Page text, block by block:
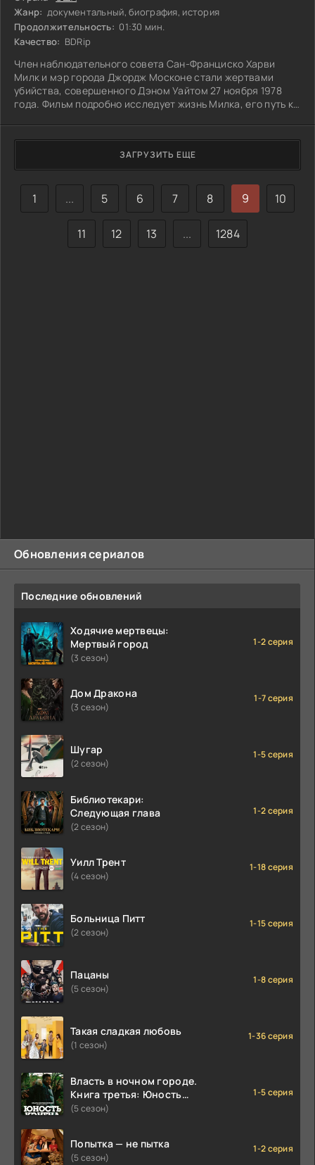
Жанр: документальный, биография, история
Продолжительность: 01:30 мин.
Качество: BDRip
Член наблюдательного совета Сан-Франциско Харви
Милк и мэр города Джордж Москоне стали жертвами
убийства, совершенного Дэном Уайтом 27 ноября 1978
года. Фильм подробно исследует жизнь Милка, его путь к
гомосексуалистов. Реакция города на его трагическую
гибель отражает глубокие изменения в общественном
сознании. Через хроники и личные воспоминания зрители
погружаются в атмосферу того времени, становясь
свидетелями борьбы за признание и равенство. Какие
ЗАГРУЗИТЬ ЕЩЕ
1 ... 5 6 7 8 9 10
11 12 13 ... 1284
Обновления сериалов
Последние обновлений
Ходячие мертвецы:
Мертвый город
(3 сезон)
1-2 серия
Дом Дракона
(3 сезон)
1-7 серия
Шугар
(2 сезон)
1-5 серия
Библиотекари:
Следующая глава
(2 сезон)
1-2 серия
Уилл Трент
(4 сезон)
1-18 серия
Больница Питт
(2 сезон)
1-15 серия
Пацаны
(5 сезон)
1-8 серия
Такая сладкая любовь
(1 сезон)
1-36 серия
Власть в ночном городе.
Книга третья: Юность
Кэнена
(5 сезон)
1-5 серия
Попытка — не пытка
(5 сезон)
1-2 серия